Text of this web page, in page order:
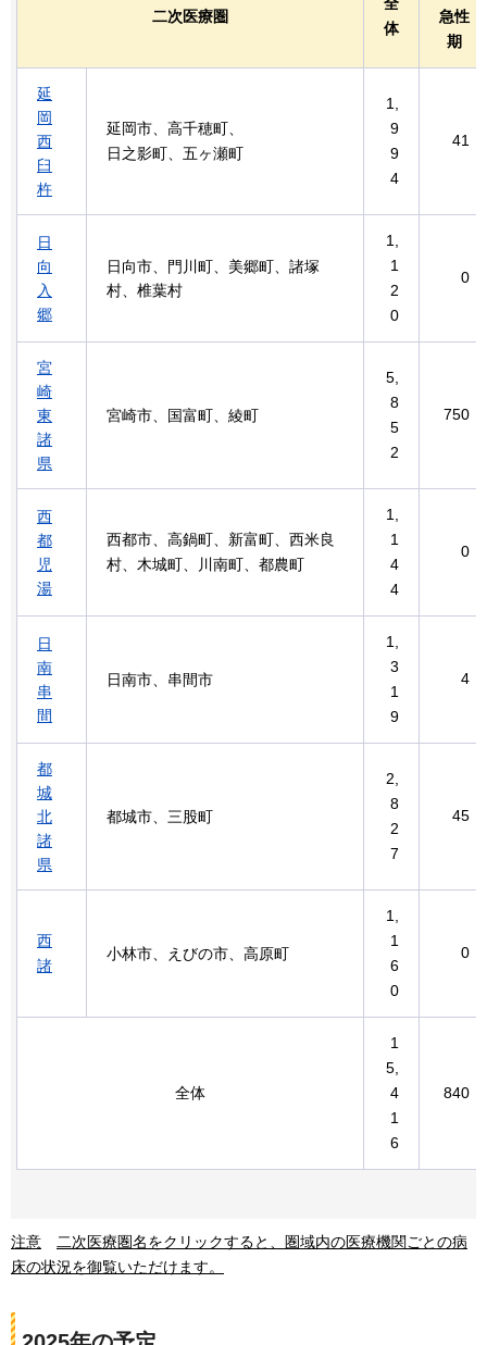
二次医療圏
体
急性
期
延
岡
西
臼
杵
延岡市、高千穂町、
日之影町、五ヶ瀬町
1,
9
9
4
41
日
向
入
郷
日向市、門川町、美郷町、諸塚
村、椎葉村
1,
1
2
0
0
宮
崎
東
諸
県
宮崎市、国富町、綾町
5,
8
5
2
750
西
都
児
湯
西都市、高鍋町、新富町、西米良
村、木城町、川南町、都農町
1,
1
4
4
0
日
南
串
間
日南市、串間市
1,
3
1
9
4
都
城
北
諸
県
都城市、三股町
2,
8
2
7
45
西
諸
小林市、えびの市、高原町
1,
1
6
0
0
全体
1
5,
4
1
6
840
注意 二次医療圏名をクリックすると、 圏域内の医療機関ごとの病
床の状況を御覧いただけます。